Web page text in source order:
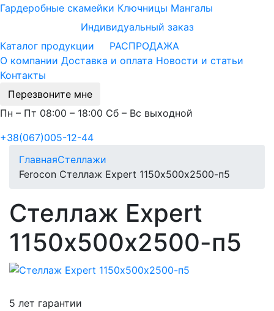
Гардеробные скамейки Ключницы Мангалы
Индивидуальный заказ
Каталог продукции
РАСПРОДАЖА
О компании Доставка и оплата Новости и статьи
Контакты
Перезвоните мне
Пн – Пт 08:00 – 18:00 Сб – Вс выходной
+38(067)005-12-44
ГлавнаяСтеллажи
Ferocon Стеллаж Expert 1150х500х2500-п5
Стеллаж Expert
1150х500х2500-п5
5 лет гарантии